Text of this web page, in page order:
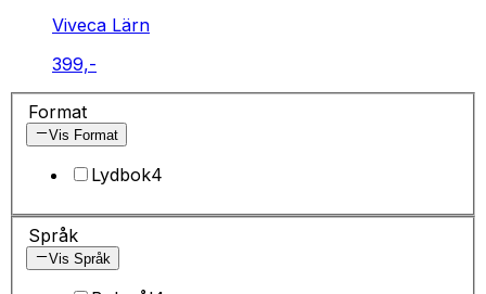
Viveca Lärn
399,-
Format
Vis Format
Lydbok4
Språk
Vis Språk